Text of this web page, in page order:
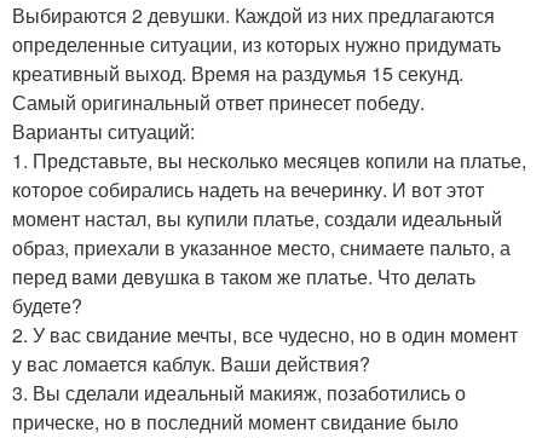
Выбираются 2 девушки. Каждой из них предлагаются
определенные ситуации, из которых нужно придумать
креативный выход. Время на раздумья 15 секунд.
Самый оригинальный ответ принесет победу.
Варианты ситуаций:
1. Представьте, вы несколько месяцев копили на платье,
которое собирались надеть на вечеринку. И вот этот
момент настал, вы купили платье, создали идеальный
образ, приехали в указанное место, снимаете пальто, а
перед вами девушка в таком же платье. Что делать
будете?
2. У вас свидание мечты, все чудесно, но в один момент
у вас ломается каблук. Ваши действия?
3. Вы сделали идеальный макияж, позаботились о
прическе, но в последний момент свидание было